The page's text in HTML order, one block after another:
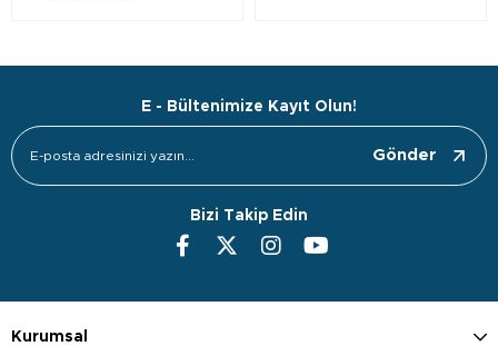
E - Bültenimize Kayıt Olun!
Gönder
Bizi Takip Edin
Kurumsal